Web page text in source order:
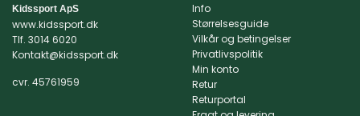
Kidssport ApS
www.kidssport.dk
Tlf. 3014 6020
Kontakt@kidssport.dk
cvr. 45761959
Info
Størrelsesguide
Vilkår og betingelser
Privatlivspolitik
Min konto
Retur
Returportal